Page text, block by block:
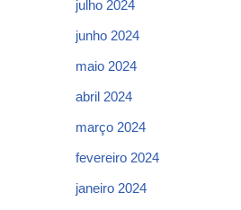
julho 2024
junho 2024
maio 2024
abril 2024
março 2024
fevereiro 2024
janeiro 2024